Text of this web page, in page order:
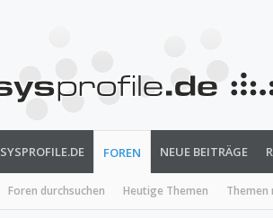
SYSPROFILE.DE FOREN
Foren durchsuchen Heutige Themen Themen
NEUE BEITRÄGE